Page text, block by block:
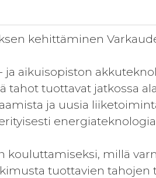
kehittäminen
aikuisopiston
tahot tuottavat jatkossa
ja uusia
kouluttamiseksi, millä
tuottavien tahojen